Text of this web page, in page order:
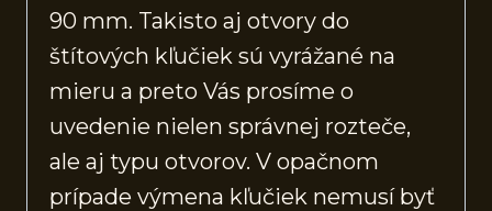
90 mm. Takisto aj otvory do
štítových kľučiek sú vyrážané na
mieru a preto Vás prosíme o
uvedenie nielen správnej rozteče,
ale aj typu otvorov. V opačnom
prípade výmena kľučiek nemusí byť